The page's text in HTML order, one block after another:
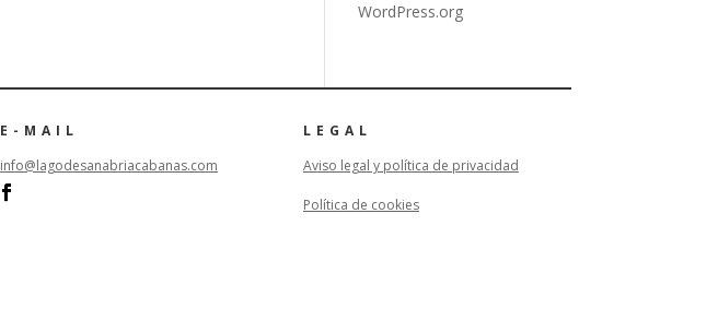
WordPress.org
E-MAIL
info@lagodesanabriacabanas.com
LEGAL
Aviso legal y política de privacidad
Política de cookies